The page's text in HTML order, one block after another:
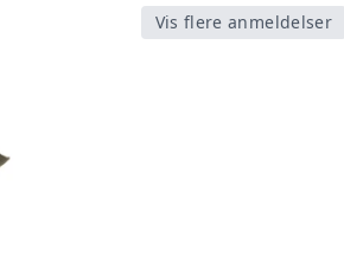
Vis flere anmeldelser